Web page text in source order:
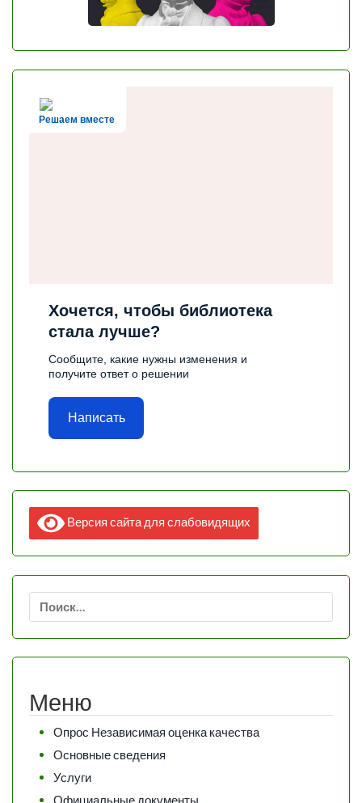
Решаем вместе
Хочется, чтобы библиотека
стала лучше?
Сообщите, какие нужны изменения и
получите ответ о решении
Написать
Версия сайта для слабовидящих
Найти:
Меню
Опрос Независимая оценка качества
Основные сведения
Услуги
Официальные документы